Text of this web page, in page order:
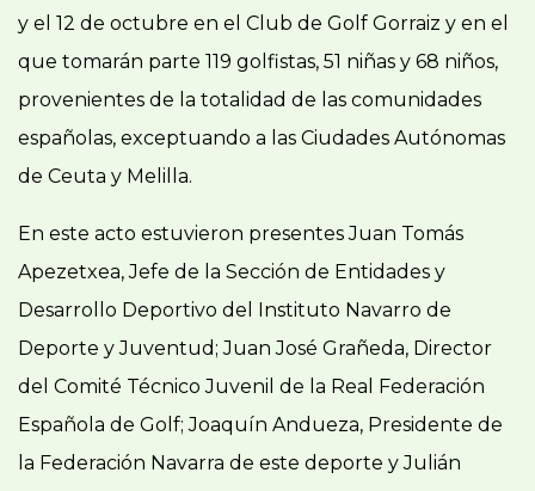
y el 12 de octubre en el Club de Golf Gorraiz y en el
que tomarán parte 119 golfistas, 51 niñas y 68 niños,
provenientes de la totalidad de las comunidades
españolas, exceptuando a las Ciudades Autónomas
de Ceuta y Melilla.
En este acto estuvieron presentes Juan Tomás
Apezetxea, Jefe de la Sección de Entidades y
Desarrollo Deportivo del Instituto Navarro de
Deporte y Juventud; Juan José Grañeda, Director
del Comité Técnico Juvenil de la Real Federación
Española de Golf; Joaquín Andueza, Presidente de
la Federación Navarra de este deporte y Julián